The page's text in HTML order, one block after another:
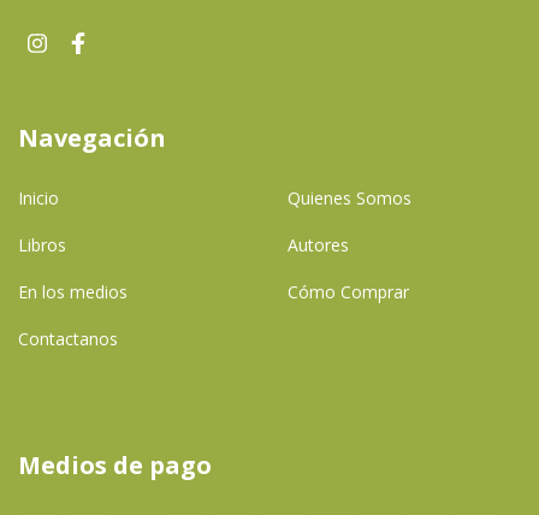
Navegación
Inicio Quienes Somos
Libros Autores
En los medios Cómo Comprar
Contactanos
Medios de pago